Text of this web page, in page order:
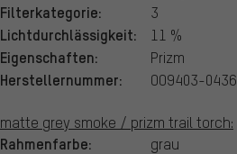
Filterkategorie: 3
Lichtdurchlässigkeit: 11 %
Eigenschaften: Prizm
Herstellernummer: OO9403-0436
matte grey smoke / prizm trail torch:
Rahmenfarbe: grau